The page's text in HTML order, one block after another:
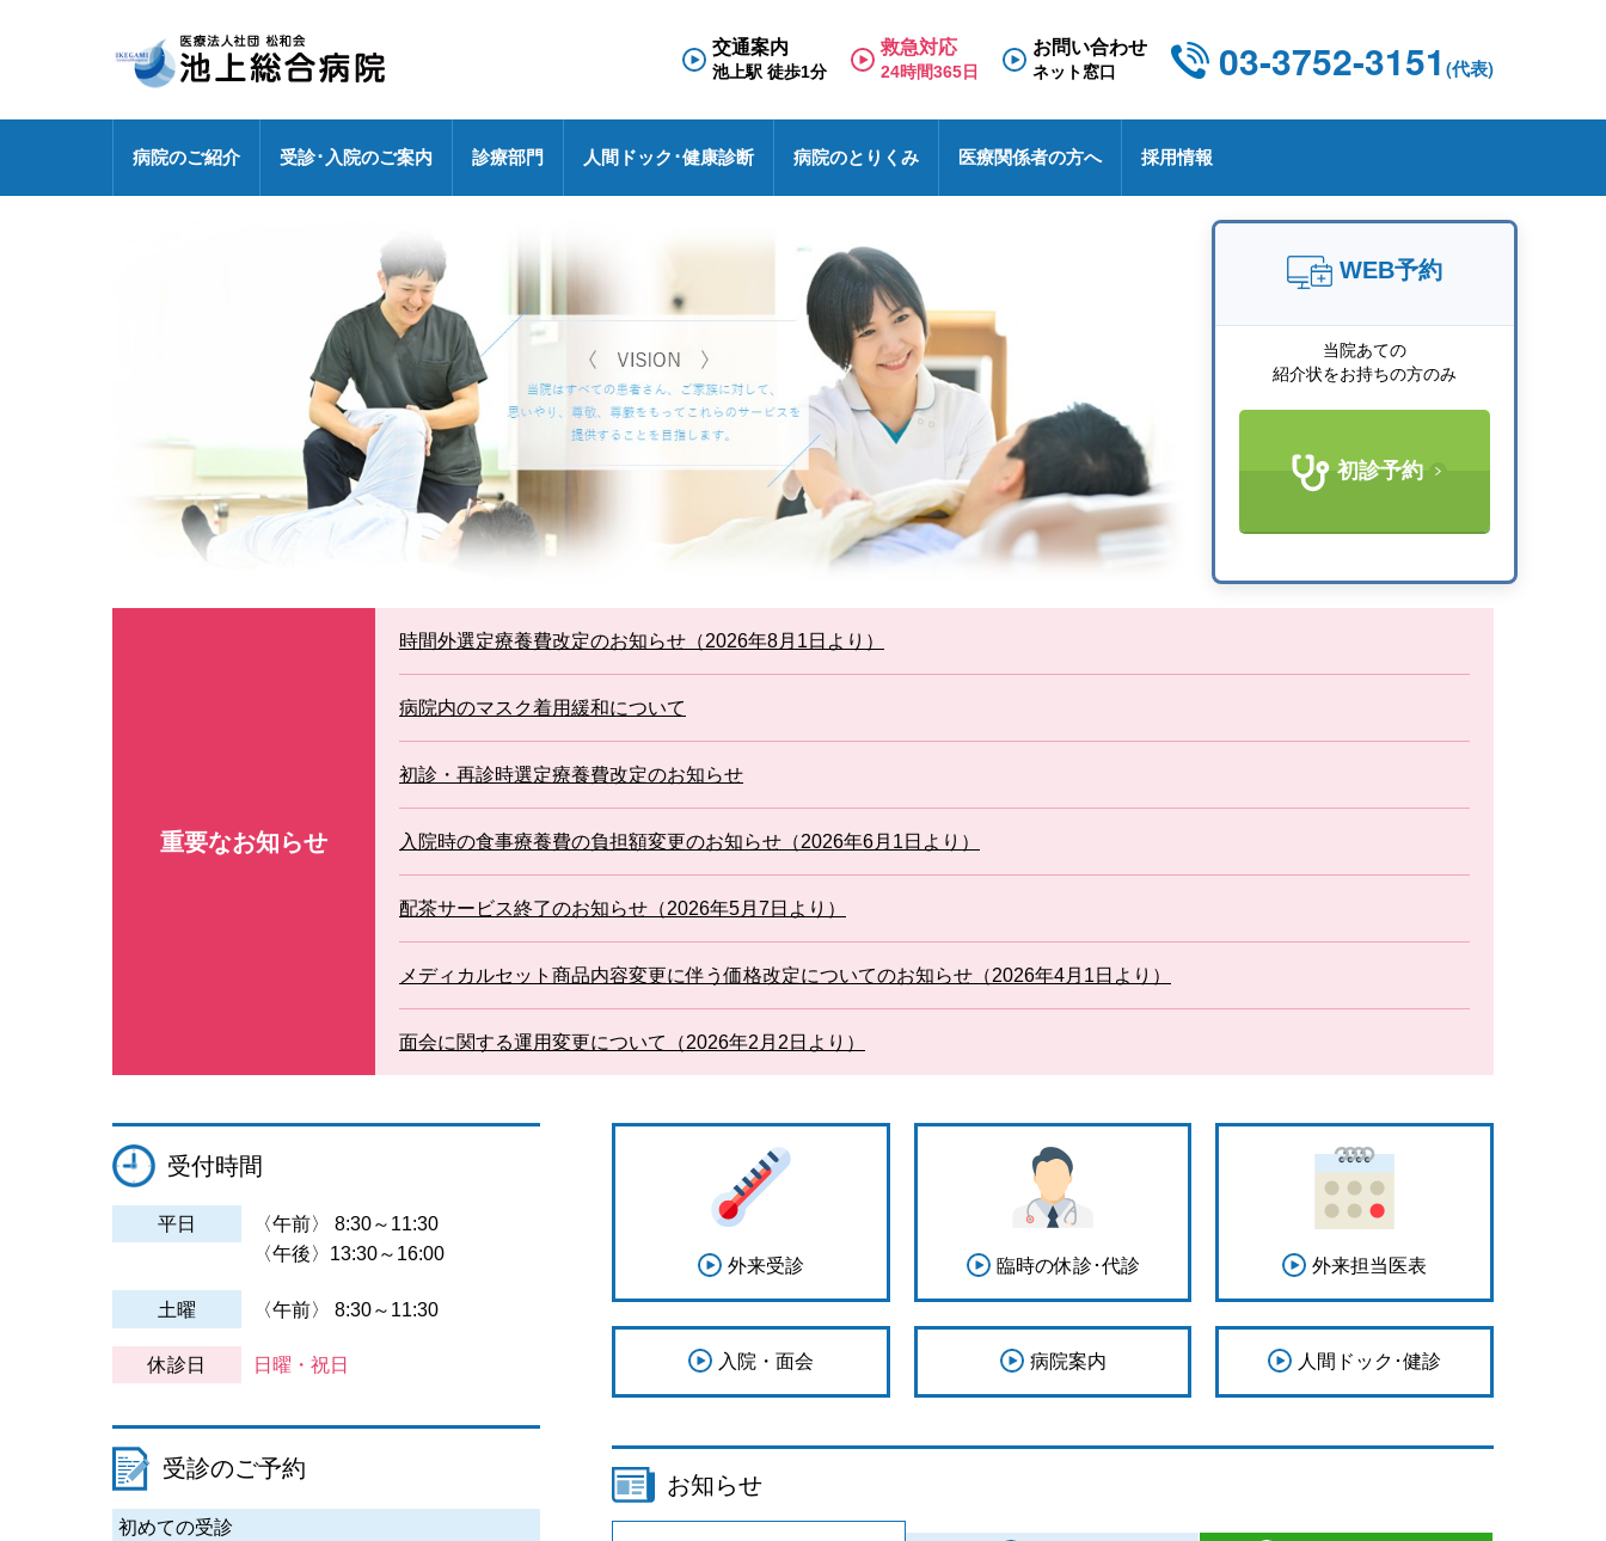
交通案内
池上駅 徒歩1分
救急対応
24時間365日
お問い合わせ
ネット窓口 03-3752-3151 (代表)
病院のご紹介
病院における包括同意に関するご案内 オプトアウトについて
情報セキュリティ基本方針 ハイブリッド手術室 厚生労働大臣の定める掲示事項
各種パンフレット
受診･入院のご案内
専門外来
各種ワクチン接種
救急のご案内
患者相談窓口
各種文書のお申込み・発行
診療部門 人間ドック･健康診断
各ドック料金・オプション 特定健診・特定保健指導について
人間ドック・健診お問い合わせ
病院のとりくみ
NCD 外科手術・治療情報データベース事業
池上総合病院スタッフブログ
特定行為研修修了者が活躍中 医療安全
未承認薬・適応外使用薬等の使用に関する情報
DXへの取り組み 池トレ 池上レシピ
敷地内禁煙
医療関係者の方へ
外来化学療法【連携充実】
採用情報
WEB予約
当院あての
紹介状をお持ちの方のみ
初診予約
重要なお知らせ
時間外選定療養費改定のお知らせ（2026年8月1日より）
病院内のマスク着用緩和について
初診・再診時選定療養費改定のお知らせ
入院時の食事療養費の負担額変更のお知らせ（2026年6月1日より）
配茶サービス終了のお知らせ（2026年5月7日より）
メディカルセット商品内容変更に伴う価格改定についてのお知らせ（2026年4月1日より）
面会に関する運用変更について（2026年2月2日より）
受付時間
平日 〈午前〉
8:30～11:30
〈午後〉 13:30～16:00
土曜 〈午前〉 8:30～11:30
休診日 日曜・祝日
受診のご予約
初めての受診
外来受診 臨時の休診･代診 外来担当医表
入院・面会 病院案内 人間ドック･健診
お知らせ